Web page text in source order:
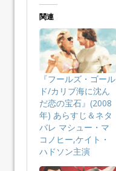
関連
『フールズ・ゴール
ド/カリブ海に沈ん
だ恋の宝石』(2008
年) あらすじ＆ネタ
バレ マシュー・マ
コノヒー,ケイト・
ハドソン主演